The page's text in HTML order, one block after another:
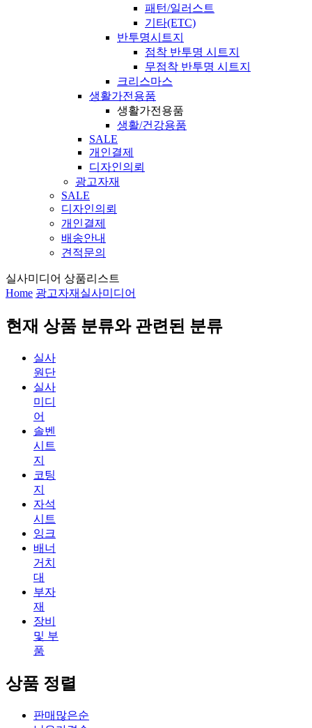
패턴/일러스트
기타(ETC)
반투명시트지
점착 반투명 시트지
무점착 반투명 시트지
크리스마스
생활가전용품
생활가전용품
생활/건강용품
SALE
개인결제
디자인의뢰
광고자재
SALE
디자인의뢰
개인결제
배송안내
견적문의
실사미디어 상품리스트
Home 광고자재 실사미디어
현재 상품 분류와 관련된 분류
실사
원단
실사
미디
어
솔벤
시트
지
코팅
지
자석
시트
잉크
배너
거치
대
부자
재
장비
및 부
품
상품 정렬
판매많은순